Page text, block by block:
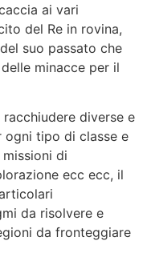
ai vari
del Re in rovina,
suo passato che
minacce per il
diverse e
ogni tipo di classe e
di
ecc ecc, il
da risolvere e
da fronteggiare